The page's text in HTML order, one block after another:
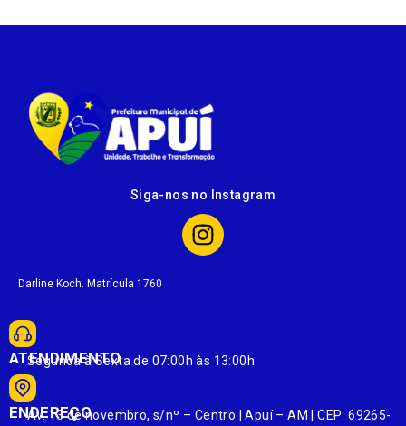
Siga-nos no Instagram
Darline Koch. Matrícula 1760
ATENDIMENTO
Segunda à Sexta de 07:00h às 13:00h
ENDEREÇO
Av. 13 de novembro, s/nº – Centro | Apuí – AM | CEP: 69265-